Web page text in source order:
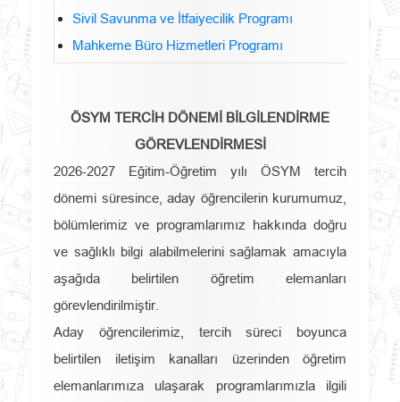
Sivil Savunma ve İtfaiyecilik Programı
Mahkeme Büro Hizmetleri Programı
ÖSYM TERCİH DÖNEMİ BİLGİLENDİRME
GÖREVLENDİRMESİ
2026-2027 Eğitim-Öğretim yılı ÖSYM tercih
dönemi süresince, aday öğrencilerin kurumumuz,
bölümlerimiz ve programlarımız hakkında doğru
ve sağlıklı bilgi alabilmelerini sağlamak amacıyla
aşağıda belirtilen öğretim elemanları
görevlendirilmiştir.
Aday öğrencilerimiz, tercih süreci boyunca
belirtilen iletişim kanalları üzerinden öğretim
elemanlarımıza ulaşarak programlarımızla ilgili